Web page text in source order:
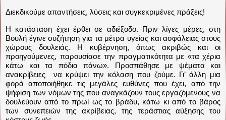
Διεκδικούμε απαντήσεις, λύσεις και συγκεκριμένες πράξεις!
Η κατάσταση έχει έρθει σε αδιέξοδο. Πριν λίγες μέρες, στη
Βουλή έγινε συζήτηση για τα μέτρα υγείας και ασφάλειας στους
χώρους δουλειάς. Η κυβέρνηση, όπως ακριβώς και οι
προηγούμενες, παρουσίασε την πραγματικότητα με «τα χέρια
κάτω και τα πόδια πάνω». Προσπάθησε με ψέματα και
ανακρίβειες να κρύψει την κόλαση που ζούμε. Γι’ άλλη μια
φορά αποποιήθηκε τις μεγάλες ευθύνες που έχει, από την
ψήφιση των νόμων της που αναγκάζουν τους εργαζόμενους να
δουλεύουν από το πρωί ως το βράδυ, κάτω κι από το βάρος
των συνεπειών της ακρίβειας, της τεράστιας αύξησης του